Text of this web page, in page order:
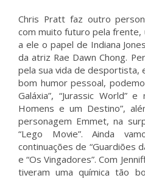
Chris Pratt faz outro
com muito futuro pela frente,
a ele o papel de Indiana
da atriz Rae Dawn Chong.
pela sua vida de desportista,
bom humor pessoal,
Galáxia”, “Jurassic World”
Homens e um Destino”,
personagem Emmet, na
“Lego Movie”. Ainda
continuações de “Guardiões
e “Os Vingadores”. Com
tiveram uma química tão